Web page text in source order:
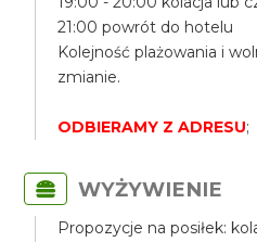
21:00 powrót do hotelu
Kolejność plażowania i
zmianie.
ODBIERAMY Z ADRESU;
WYŻYWIENIE
Propozycje na posiłek: